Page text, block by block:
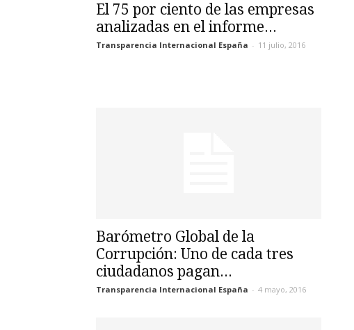
El 75 por ciento de las empresas
analizadas en el informe...
Transparencia Internacional España - 11 julio, 2016
Barómetro Global de la
Corrupción: Uno de cada tres
ciudadanos pagan...
Transparencia Internacional España - 4 mayo, 2016